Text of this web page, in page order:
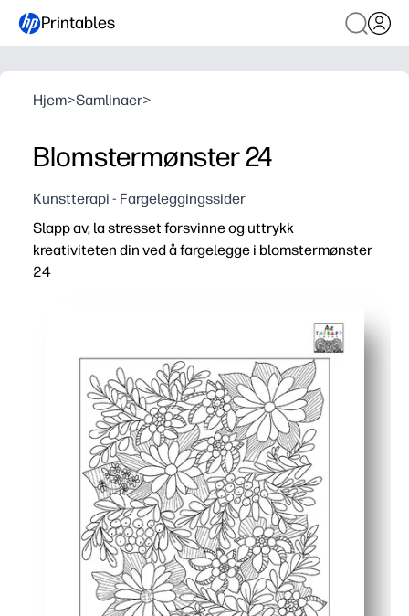
Printables
Hjem>Samlinaer>
Blomstermønster 24
Kunstterapi - Fargeleggingssider
Slapp av, la stresset forsvinne og uttrykk
kreativiteten din ved å fargelegge i blomstermønster
24
Holder alle engasjert, hjelper folk med å holde fokus,
Hjelper deg med å bygge ferdigheter - finmotorisk
Passer til dagen din - perfekt for hjernepauser, stille